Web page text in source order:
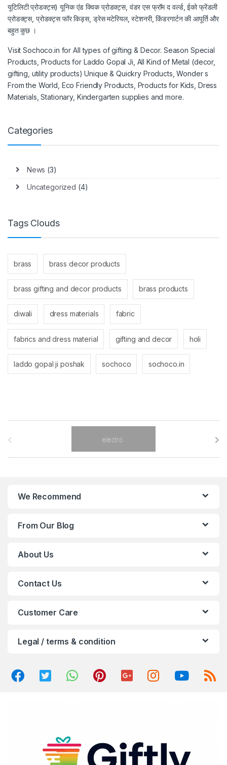
यूटिलिटी प्रोडक्ट्स) यूनिक एंड क्विक प्रोडक्ट्स, वंडर एस फ्रॉम द वर्ल्ड, ईको फ्रेंडली
प्रोडक्ट्स, प्रोडक्ट्स फॉर किड्स, ड्रेस मटेरियल, स्टेशनरी, किंडरगार्टन की आपूर्ति और
बहुत कुछ ।
Visit Sochoco.in for All types of gifting & Decor. Season Special
Products, Products for Laddo Gopal Ji, All Kind of Metal (decor,
gifting, utility products) Unique & Quickry Products, Wonder s
From the World, Eco Friendly Products, Products for Kids, Dress
Materials, Stationary, Kindergarten supplies and more.
Categories
News (3)
Uncategorized (4)
Tags Clouds
brass brass decor products
brass gifting and decor products brass products
diwali dress materials fabric
fabrics and dress material gifting and decor holi
laddo gopal ji poshak sochoco sochoco.in
We Recommend
From Our Blog
About Us
Contact Us
Customer Care
Legal / terms & condition